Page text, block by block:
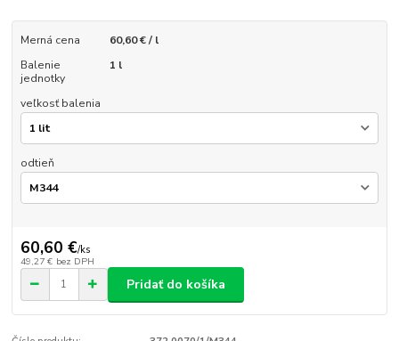
Merná cena
60,60 € / l
Balenie
jednotky
1 l
veľkosť balenia
odtieň
60,60 €/ks
49,27 € bez DPH
Pridať do košíka